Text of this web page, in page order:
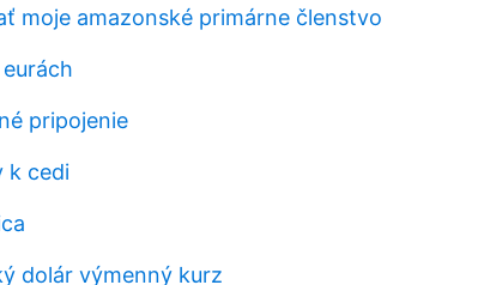
moje amazonské primárne členstvo
pripojenie
k cedi
dolár výmenný kurz